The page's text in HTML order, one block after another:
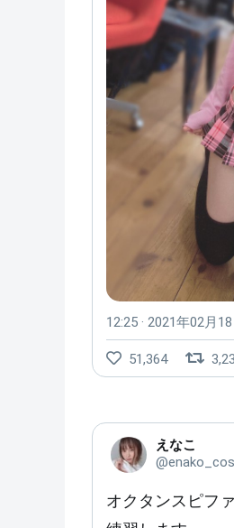
12:25 · 2021年02月
51,364
えなこ
@enako_cos
オクタンスピフ